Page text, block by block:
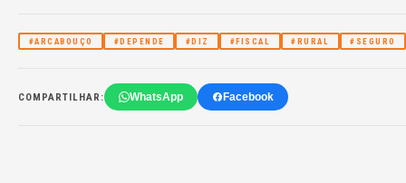
#ARCABOUÇO #DEPENDE #DIZ #FISCAL #RURAL #SEGURO
COMPARTILHAR: WhatsApp Facebook